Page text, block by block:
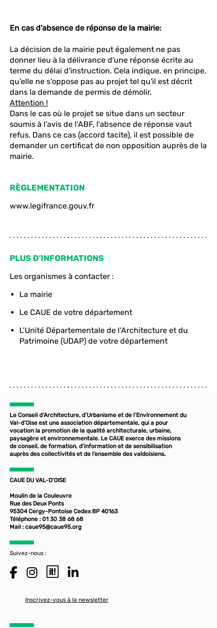
En cas d'absence de réponse de la mairie:
La décision de la mairie peut également ne pas
donner lieu à la délivrance d'une réponse écrite au
terme du délai d'instruction. Cela indique, en principe,
qu'elle ne s'oppose pas au projet tel qu'il est décrit
dans la demande de permis de démolir.
Attention !
Dans le cas où le projet se situe dans un secteur
soumis à l’avis de l’ABF, l’absence de réponse vaut
refus. Dans ce cas (accord tacite), il est possible de
demander un certificat de non opposition auprès de la
mairie.
RÈGLEMENTATION
www.legifrance.gouv.fr
PLUS D’INFORMATIONS
Les organismes à contacter :
La mairie
Le CAUE de votre département
L’Unité Départementale de l’Architecture et du
Patrimoine (UDAP) de votre département
Le Conseil d’Architecture, d’Urbanisme et de l’Environnement du
Val-d’Oise est une association départementale, qui a pour
vocation la promotion de la qualité architecturale, urbaine,
paysagère et environnementale. Le CAUE exerce des missions
de conseil, de formation, d'information et de sensibilisation
auprès des collectivités et de l’ensemble des valdoisiens.
CAUE DU VAL-D'OISE
Moulin de la Couleuvre
Rue des Deux Ponts
95304 Cergy-Pontoise Cedex BP 40163
Téléphone : 01 30 38 68 68
Mail : caue95@caue95.org
Suivez-nous :
Inscrivez-vous à la newsletter